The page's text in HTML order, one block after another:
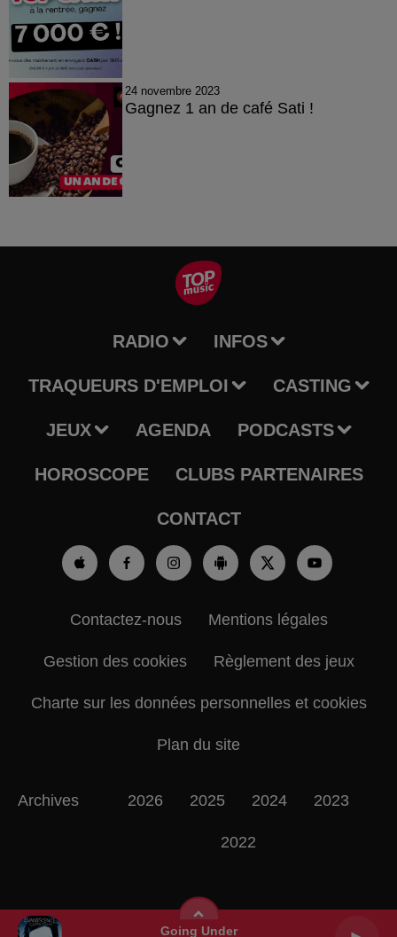
Going Under
24 novembre 2023
Gagnez 1 an de café Sati !
RADIO INFOS
TRAQUEURS D'EMPLOI CASTING
JEUX AGENDA PODCASTS
HOROSCOPE CLUBS PARTENAIRES
CONTACT
Contactez-nous Mentions légales
Gestion des cookies Règlement des jeux
Charte sur les données personnelles et cookies
Plan du site
Archives 2026 2025 2024 2023
2022